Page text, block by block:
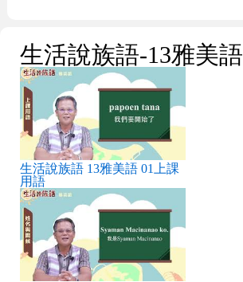
生活說族語-13雅美語
生活說族語 13雅美語 01上課
用語